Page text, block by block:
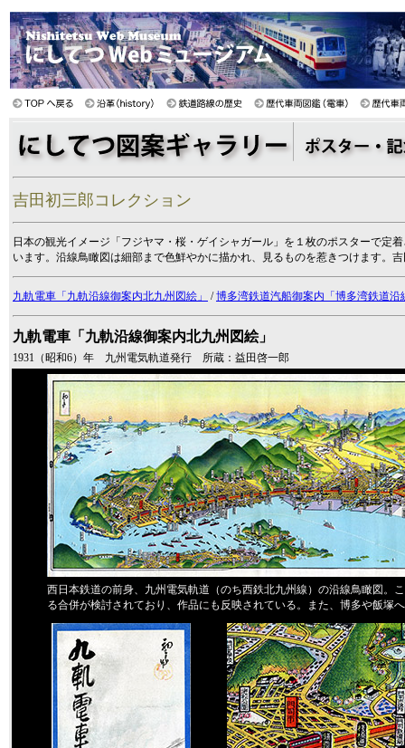
吉田初三郎コレクション
日本の観光イメージ「フジヤマ・桜・ゲイシャガール」を１枚のポスターで定
います。沿線鳥瞰図は細部まで色鮮やかに描かれ、見るものを惹きつけます。
九軌電車「九軌沿線御案内北九州図絵」 /博多湾鉄道汽船御案内「博多湾鉄道沿
九軌電車「九軌沿線御案内北九州図絵」
1931（昭和6）年 九州電気軌道発行 所蔵：益田啓一郎
西日本鉄道の前身、九州電気軌道（のち西鉄北九州線）の沿線鳥瞰図。
る合併が検討されており、作品にも反映されている。また、博多や飯塚